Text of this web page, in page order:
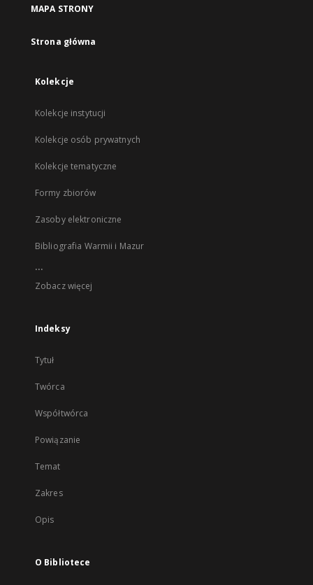
MAPA STRONY
Strona główna
Kolekcje
Kolekcje instytucji
Kolekcje osób prywatnych
Kolekcje tematyczne
Formy zbiorów
Zasoby elektroniczne
Bibliografia Warmii i Mazur
...
Zobacz więcej
Indeksy
Tytuł
Twórca
Współtwórca
Powiązanie
Temat
Zakres
Opis
O Bibliotece